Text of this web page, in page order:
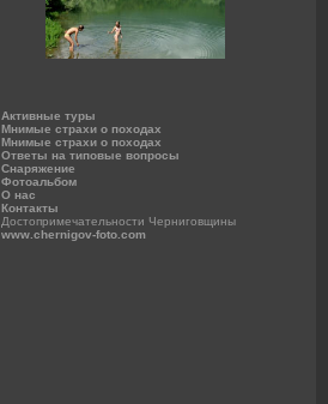
Активные туры
Мнимые страхи о походах
Мнимые страхи о походах
Ответы на типовые вопросы
Снаряжение
Фотоальбом
О нас
Контакты
Достопримечательности Черниговщины
www.chernigov-foto.com